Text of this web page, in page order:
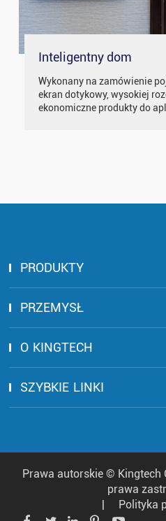
Inteligentny dom
Wykonany na zamówienie
ekran dotykowy, wysokiej
ekonomiczne produkty do
PRODUKTY
PRZEMYSŁ
O KINGTECH
SZYBKIE LINKI
Prawa autorskie © Kingtech
prawa
Polityka